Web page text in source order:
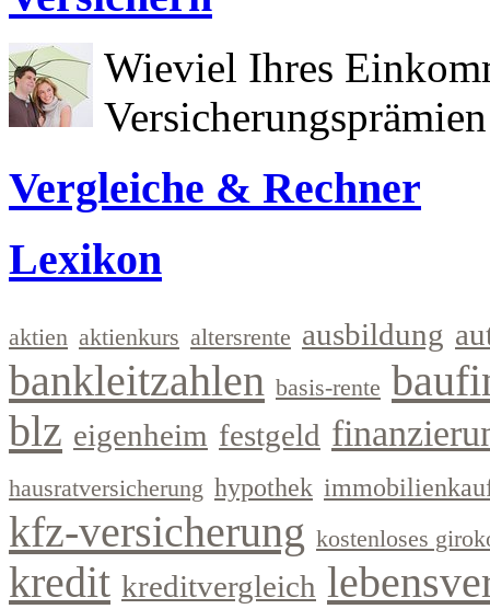
Wieviel Ihres
Vergleiche & Rechner
Lexikon
aktien aktienkurs altersrente ausbildung
bankleitzahlen basis-rente
blz eigenheim festgeld
hausratversicherung hypothek
kfz-versicherung kostenloses
kredit kreditvergleich